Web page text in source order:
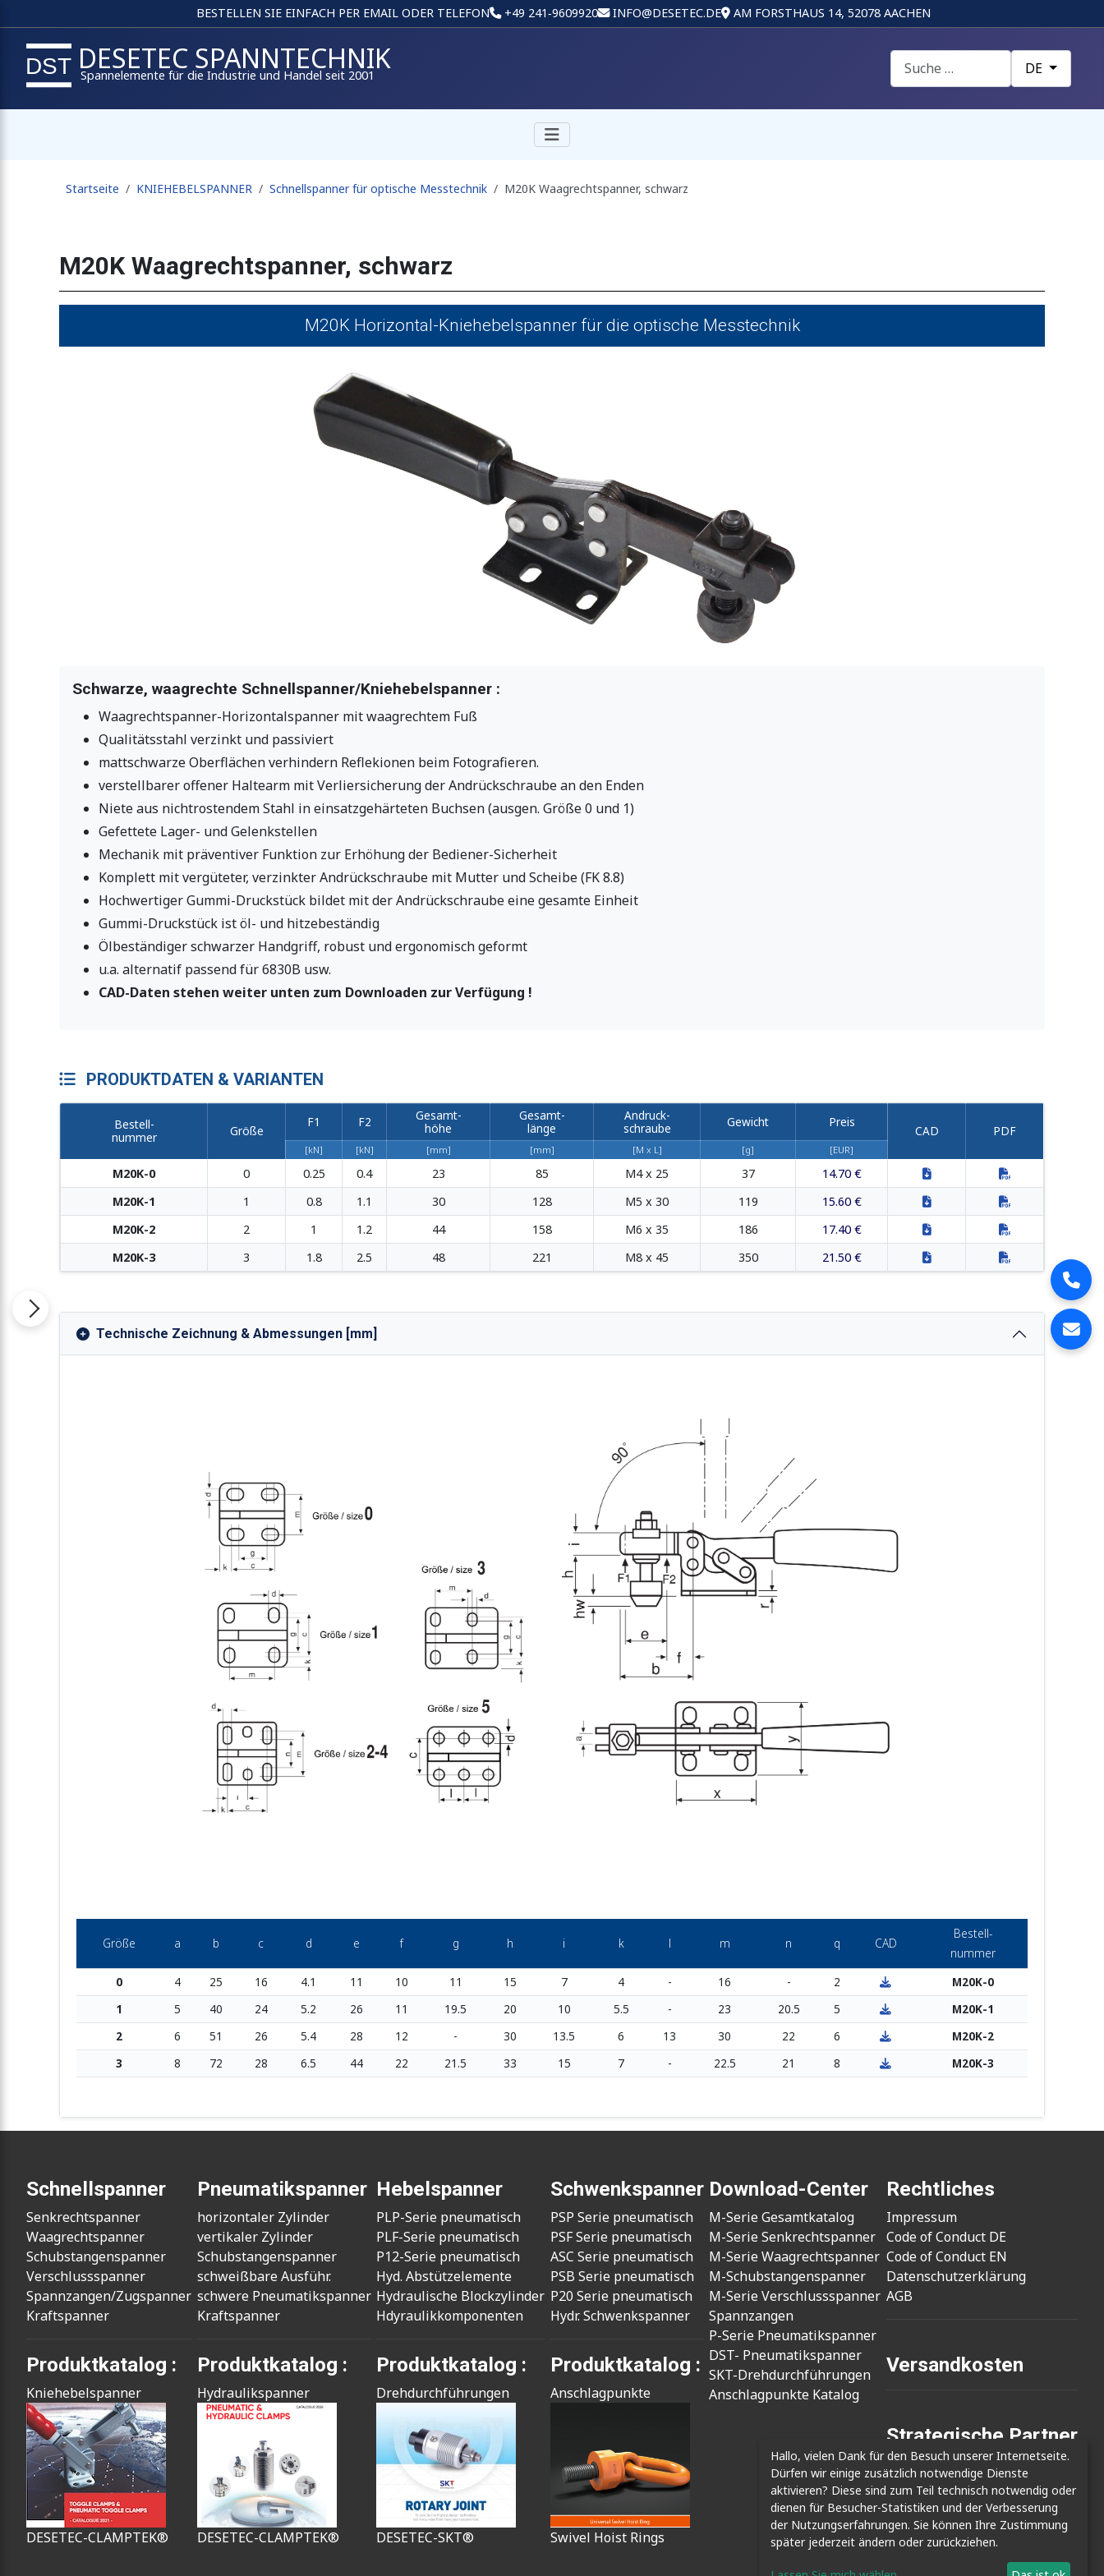
BESTELLEN SIE EINFACH PER EMAIL ODER TELEFON +49 241‑9609920 INFO@DESETEC.DE AM FORSTHAUS 14, 52078 AACHEN
DESETEC SPANNTECHNIK
Spannelemente für die Industrie und Handel seit 2001
Suchen Sprache
DE
Startseite KNIEHEBELSPANNER Schnellspanner für optische Messtechnik M20K Waagrechtspanner, schwarz
M20K Waagrechtspanner, schwarz
M20K Horizontal-Kniehebelspanner für die optische Messtechnik
Schwarze, waagrechte Schnellspanner/Kniehebelspanner :
Waagrechtspanner-Horizontalspanner mit waagrechtem Fuß
Qualitätsstahl verzinkt und passiviert
mattschwarze Oberflächen verhindern Reflekionen beim Fotografieren.
verstellbarer offener Haltearm mit Verliersicherung der Andrückschraube an den Enden
Niete aus nichtrostendem Stahl in einsatzgehärteten Buchsen (ausgen. Größe 0 und 1)
Gefettete Lager- und Gelenkstellen
Mechanik mit präventiver Funktion zur Erhöhung der Bediener-Sicherheit
Komplett mit vergüteter, verzinkter Andrückschraube mit Mutter und Scheibe (FK 8.8)
Hochwertiger Gummi-Druckstück bildet mit der Andrückschraube eine gesamte Einheit
Gummi-Druckstück ist öl- und hitzebeständig
Ölbeständiger schwarzer Handgriff, robust und ergonomisch geformt
u.a. alternatif passend für 6830B usw.
CAD-Daten stehen weiter unten zum Downloaden zur Verfügung !
PRODUKTDATEN & VARIANTEN
Bestell-
nummer
Größe
F1 F2
Gesamt-
höhe
Gesamt-
länge
Andruck-
schraube
Gewicht Preis
CAD PDF
[kN] [kN] [mm] [mm] [M x L] [g] [EUR]
M20K-0 0 0.25 0.4 23 85 M4 x 25 37
14.70 €
M20K-1
1 0.8 1.1 30 128 M5 x 30 119
15.60 €
M20K-2
2 1 1.2 44 158 M6 x 35 186
17.40 €
M20K-3
3 1.8 2.5 48 221 M8 x 45 350 21.50 €
Technische Zeichnung & Abmessungen [mm]
Größe a b c d e f g h i k l m n q CAD
Bestell-
nummer
0
4 25 16 4.1 11 10 11 15 7 4 - 16 - 2
M20K-0
1
5 40 24 5.2 26 11 19.5 20 10 5.5 - 23 20.5 5
M20K-1
2
6 51 26 5.4 28 12 - 30 13.5 6 13 30 22 6
M20K-2
3
8 72 28 6.5 44 22 21.5 33 15 7 - 22.5 21 8 M20K-3
Schnellspanner
Senkrechtspanner
Waagrechtspanner
Schubstangenspanner
Verschlussspanner
Spannzangen/Zugspanner
Kraftspanner
Produktkatalog :
Kniehebelspanner
DESETEC-CLAMPTEK®
Pneumatikspanner
horizontaler Zylinder
vertikaler Zylinder
Schubstangenspanner
schweißbare Ausführ.
schwere Pneumatikspanner
Kraftspanner
Produktkatalog :
Hydraulikspanner
DESETEC-CLAMPTEK®
Hebelspanner
PLP-Serie pneumatisch
PLF-Serie pneumatisch
P12-Serie pneumatisch
Hyd. Abstützelemente
Hydraulische Blockzylinder
Hdyraulikkomponenten
Produktkatalog :
Drehdurchführungen
DESETEC-SKT®
Schwenkspanner
PSP Serie pneumatisch
PSF Serie pneumatisch
ASC Serie pneumatisch
PSB Serie pneumatisch
P20 Serie pneumatisch
Hydr. Schwenkspanner
Produktkatalog :
Anschlagpunkte
Swivel Hoist Rings
Download-Center
M-Serie Gesamtkatalog
M-Serie Senkrechtspanner
M-Serie Waagrechtspanner
M-Schubstangenspanner
M-Serie Verschlussspanner
Spannzangen
P-Serie Pneumatikspanner
DST- Pneumatikspanner
SKT-Drehdurchführungen
Anschlagpunkte Katalog
Rechtliches
Impressum
Code of Conduct DE
Code of Conduct EN
Datenschutzerklärung
AGB
Versandkosten
Strategische Partner
- Cizmak Mak. San.
- Clamptek Enterprise Co., Ltd.
- Shin Kwang Tech
Hallo, vielen Dank für den Besuch unserer Internetseite.
Dürfen wir einige zusätzlich notwendige Dienste
aktivieren? Diese sind zum Teil technisch notwendig oder
dienen für Besucher-Statistiken und der Verbesserung
der Nutzungserfahrungen. Sie können Ihre Zustimmung
später jederzeit ändern oder zurückziehen.